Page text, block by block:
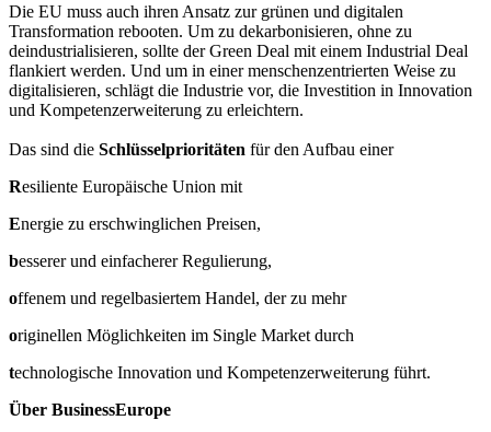
Die EU muss auch ihren Ansatz zur grünen und digitalen
Transformation rebooten. Um zu dekarbonisieren, ohne zu
deindustrialisieren, sollte der Green Deal mit einem Industrial Deal
flankiert werden. Und um in einer menschenzentrierten Weise zu
digitalisieren, schlägt die Industrie vor, die Investition in Innovation
und Kompetenzerweiterung zu erleichtern.
Das sind die Schlüsselprioritäten für den Aufbau einer
Resiliente Europäische Union mit
Energie zu erschwinglichen Preisen,
besserer und einfacherer Regulierung,
offenem und regelbasiertem Handel, der zu mehr
originellen Möglichkeiten im Single Market durch
technologische Innovation und Kompetenzerweiterung führt.
Über BusinessEurope